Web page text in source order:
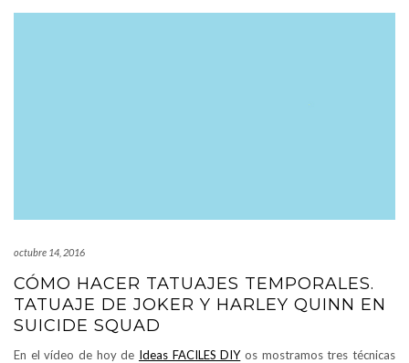
octubre 14, 2016
CÓMO HACER TATUAJES TEMPORALES.
TATUAJE DE JOKER Y HARLEY QUINN EN
SUICIDE SQUAD
En el vídeo de hoy de Ideas FACILES DIYos mostramos tres técnicas